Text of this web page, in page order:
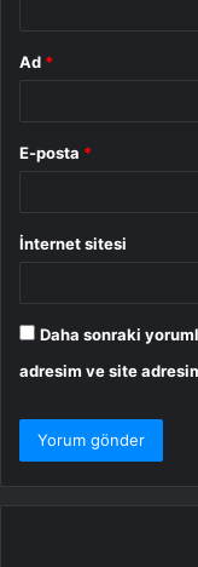
Ad *
E-posta *
İnternet sitesi
Daha sonraki
adresim ve site